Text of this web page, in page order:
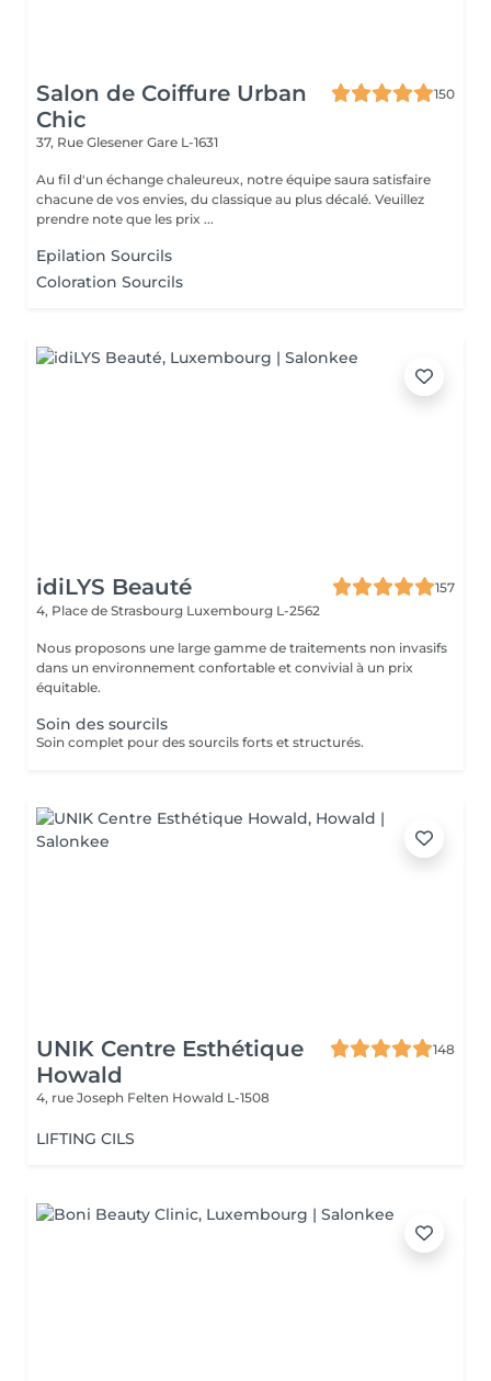
Salon de Coiffure Urban
Chic
150
37, Rue Glesener Gare L-1631
Au fil d'un échange chaleureux, notre équipe saura satisfaire
chacune de vos envies, du classique au plus décalé. Veuillez
prendre note que les prix ...
Epilation Sourcils
Coloration Sourcils
idiLYS Beauté
157
4, Place de Strasbourg Luxembourg L-2562
Nous proposons une large gamme de traitements non invasifs
dans un environnement confortable et convivial à un prix
équitable.
Soin des sourcils
Soin complet pour des sourcils forts et structurés.
UNIK Centre Esthétique
Howald
148
4, rue Joseph Felten Howald L-1508
LIFTING CILS